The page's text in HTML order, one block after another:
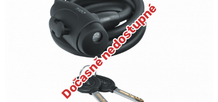
Dočasně nedostupné